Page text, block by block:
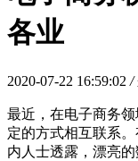
各业
2020-07-22 16:59:02 /
最近，在电子商务
定的方式相互联系
内人士透露，漂亮